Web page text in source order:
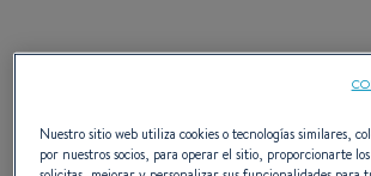
Después del lanzamiento de una nueva
cuatro nuevos barcos a motor para
próximos eventos de otoño.
Nuestro sitio web utiliza cookies o tecnologías similares,
por nuestros socios, para operar el sitio, proporcionarte